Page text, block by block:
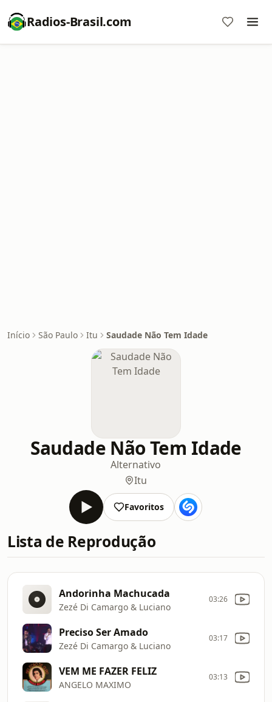
Radios-Brasil.com
Início São Paulo Itu Saudade Não Tem Idade
Saudade Não Tem Idade
Alternativo
Itu
Favoritos
Lista de Reprodução
Andorinha Machucada
Zezé Di Camargo & Luciano
03:26
Preciso Ser Amado
Zezé Di Camargo & Luciano
03:17
VEM ME FAZER FELIZ
ANGELO MAXIMO
03:13